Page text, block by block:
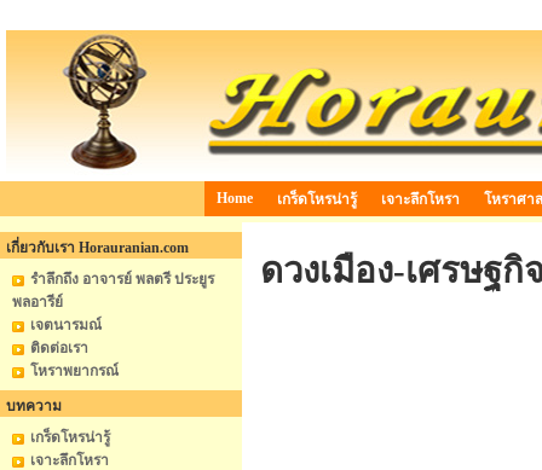
Home เกร็ดโหรน่ารู้ เจาะลึกโหรา โหราศา
เกี่ยวกับเรา Horauranian.com
รำลึกถึง อาจารย์ พลตรี ประยูร
พลอารีย์
เจตนารมณ์
ติดต่อเรา
โหราพยากรณ์
บทความ
เกร็ดโหรน่ารู้
เจาะลึกโหรา
ดวงเมือง-เศรษฐ